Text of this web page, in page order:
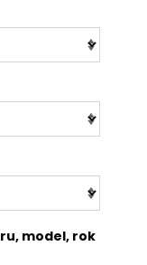
model, rok